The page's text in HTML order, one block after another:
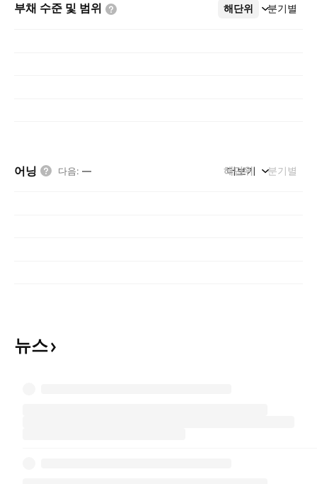
부채 수준 및 범위 해단위 분기별
더보기
어닝 다음: — 해단위 분기별
더보기
뉴스